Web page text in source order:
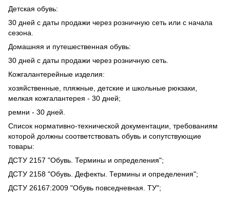
Детская обувь:
30 дней с даты продажи через розничную сеть или с начала
сезона.
Домашняя и путешественная обувь:
30 дней с даты продажи через розничную сеть.
Кожгалантерейные изделия:
хозяйственные, пляжные, детские и школьные рюкзаки,
мелкая кожгалантерея - 30 дней;
ремни - 30 дней.
Список нормативно-технической документации, требованиям
которой должны соответствовать обувь и сопутствующие
товары:
ДСТУ 2157 "Обувь. Термины и определения";
ДСТУ 2158 "Обувь. Дефекты. Термины и определения";
ДСТУ 26167:2009 "Обувь повседневная. ТУ";